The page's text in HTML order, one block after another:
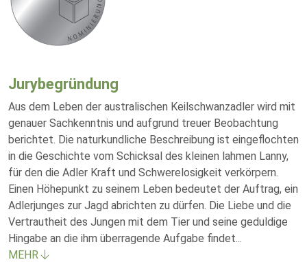
Jurybegründung
Aus dem Leben der australischen Keilschwanzadler wird mit
genauer Sachkenntnis und aufgrund treuer Beobachtung
berichtet. Die naturkundliche Beschreibung ist eingeflochten
in die Geschichte vom Schicksal des kleinen lahmen Lanny,
für den die Adler Kraft und Schwerelosigkeit verkörpern.
Einen Höhepunkt zu seinem Leben bedeutet der Auftrag, ein
Adlerjunges zur Jagd abrichten zu dürfen. Die Liebe und die
Vertrautheit des Jungen mit dem Tier und seine geduldige
Hingabe an die ihm überragende Aufgabe findet...
MEHR